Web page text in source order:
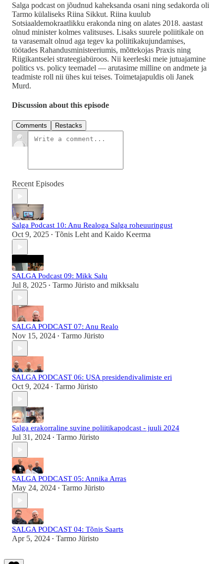
Salga podcast on jõudnud kaheksanda osani ning sedakorda oli
Tarmo külaliseks Riina Sikkut. Riina kuulub
Sotsiaaldemokraatlikku erakonda ning on alates 2018. aastast
olnud minister kolmes valitsuses. Lisaks suurele poliitikale on
ta varasemalt olnud aga tegev ka poliitikakujundamises,
töötades Rahandusministeeriumis, mõttekojas Praxis ning
Riigikantselei strateegiabüroos. Nii keerleski meie jutuajamine
politics vs. policy teemadel — arutasime milline on andmete ja
teadmiste roll nii ühes kui teises. Toimetajapuldis oli Janek
Murd.
Discussion about this episode
Comments Restacks
Recent Episodes
Salga Podcast 10: Anu Realoga Salga roheuuringust
Oct 9, 2025 • Tõnis Leht and Kaido Keerma
SALGA Podcast 09: Mikk Salu
Jul 8, 2025 • Tarmo Jüristo and mikksalu
SALGA PODCAST 07: Anu Realo
Nov 15, 2024 • Tarmo Jüristo
SALGA PODCAST 06: USA presidendivalimiste eri
Oct 9, 2024 • Tarmo Jüristo
Salga erakorraline suvine poliitikapodcast - juuli 2024
Jul 31, 2024 • Tarmo Jüristo
SALGA PODCAST 05: Annika Arras
May 24, 2024 • Tarmo Jüristo
SALGA PODCAST 04: Tõnis Saarts
Apr 5, 2024 • Tarmo Jüristo